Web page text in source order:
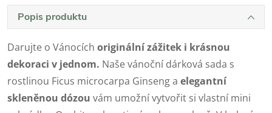
Popis produktu
Darujte o Vánocích originální zážitek i krásnou
dekoraci v jednom. Naše vánoční dárková sada s
rostlinou Ficus microcarpa Ginseng a elegantní
skleněnou dózou vám umožní vytvořit si vlastní mini